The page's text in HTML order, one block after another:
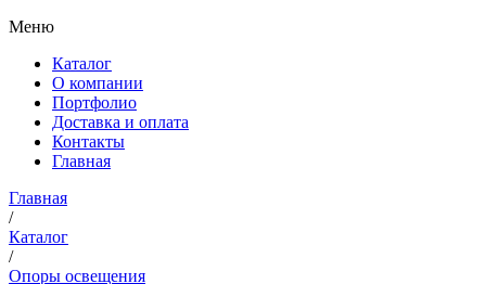
Меню
Каталог
О компании
Портфолио
Доставка и оплата
Контакты
Главная
Главная
/
Каталог
/
Опоры освещения